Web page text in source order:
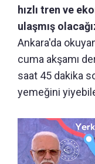
hızlı tren ve
ulaşmış
Ankara'da
cuma akşamı
saat 45 dakika
yemeğini